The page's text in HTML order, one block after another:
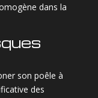
dans la
son poêle à
des